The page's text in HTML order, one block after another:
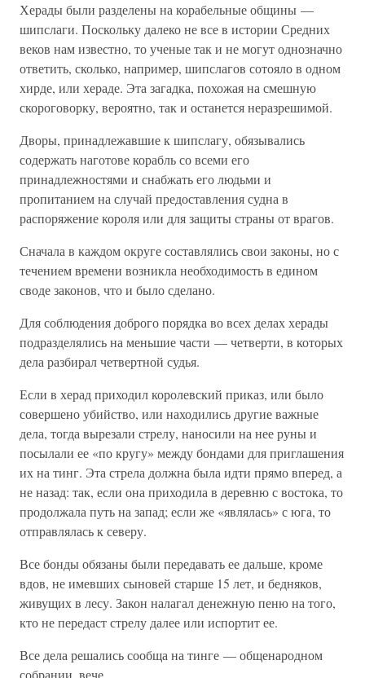
Херады были разделены на корабельные общины —
шипслаги. Поскольку далеко не все в истории Средних
веков нам известно, то ученые так и не могут однозначно
ответить, сколько, например, шипслагов сотояло в одном
хирде, или хераде. Эта загадка, похожая на смешную
скороговорку, вероятно, так и останется неразрешимой.
Дворы, принадлежавшие к шипслагу, обязывались
содержать наготове корабль со всеми его
принадлежностями и снабжать его людьми и
пропитанием на случай предоставления судна в
распоряжение короля или для защиты страны от врагов.
Сначала в каждом округе составлялись свои законы, но с
течением времени возникла необходимость в едином
своде законов, что и было сделано.
Для соблюдения доброго порядка во всех делах херады
подразделялись на меньшие части — четверти, в которых
дела разбирал четвертной судья.
Если в херад приходил королевский приказ, или было
совершено убийство, или находились другие важные
дела, тогда вырезали стрелу, наносили на нее руны и
посылали ее «по кругу» между бондами для приглашения
их на тинг. Эта стрела должна была идти прямо вперед, а
не назад: так, если она приходила в деревню с востока, то
продолжала путь на запад; если же «являлась» с юга, то
отправлялась к северу.
Все бонды обязаны были передавать ее дальше, кроме
вдов, не имевших сыновей старше 15 лет, и бедняков,
живущих в лесу. Закон налагал денежную пеню на того,
кто не передаст стрелу далее или испортит ее.
Все дела решались сообща на тинге — общенародном
собрании, вече.